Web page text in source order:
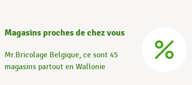
Magasins proches de chez vous
Mr.Bricolage Belgique, ce sont 45
magasins partout en Wallonie